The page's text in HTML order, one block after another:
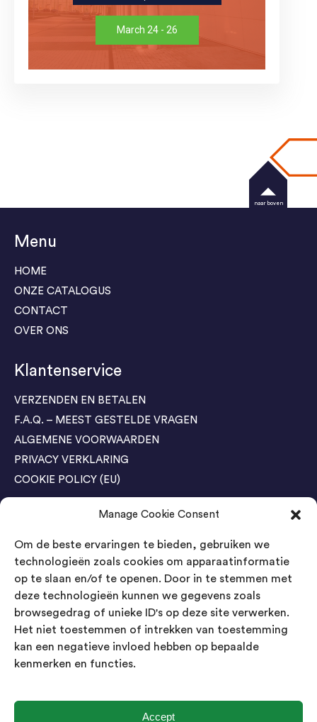
Manage Cookie Consent
Om de beste ervaringen te bieden, gebruiken we
technologieën zoals cookies om apparaatinformatie
op te slaan en/of te openen. Door in te stemmen met
deze technologieën kunnen we gegevens zoals
browsegedrag of unieke ID's op deze site verwerken.
Het niet toestemmen of intrekken van toestemming
kan een negatieve invloed hebben op bepaalde
kenmerken en functies.
Accept
March 24 - 26
Menu
HOME
ONZE CATALOGUS
CONTACT
OVER ONS
Klantenservice
VERZENDEN EN BETALEN
F.A.Q. – MEEST GESTELDE VRAGEN
ALGEMENE VOORWAARDEN
PRIVACY VERKLARING
COOKIE POLICY (EU)
Agenda Trade Shows
04-05 November / SVG FAIR Winterswijk
Bestel GRATIS kaarten
24-26 March / IAW Trade Fair - Cologne
Bestel GRATIS kaarten
Contact
naar boven